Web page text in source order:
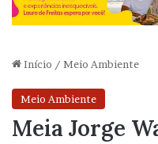
Início / Meio Ambiente
Meio Ambiente
Meia Jorge